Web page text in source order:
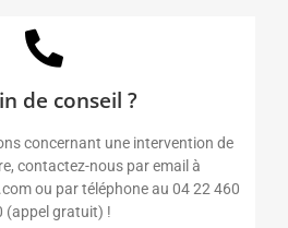
de conseil ?
concernant une intervention de
contactez-nous par email à
ou par téléphone au 04 22 460
(appel gratuit) !